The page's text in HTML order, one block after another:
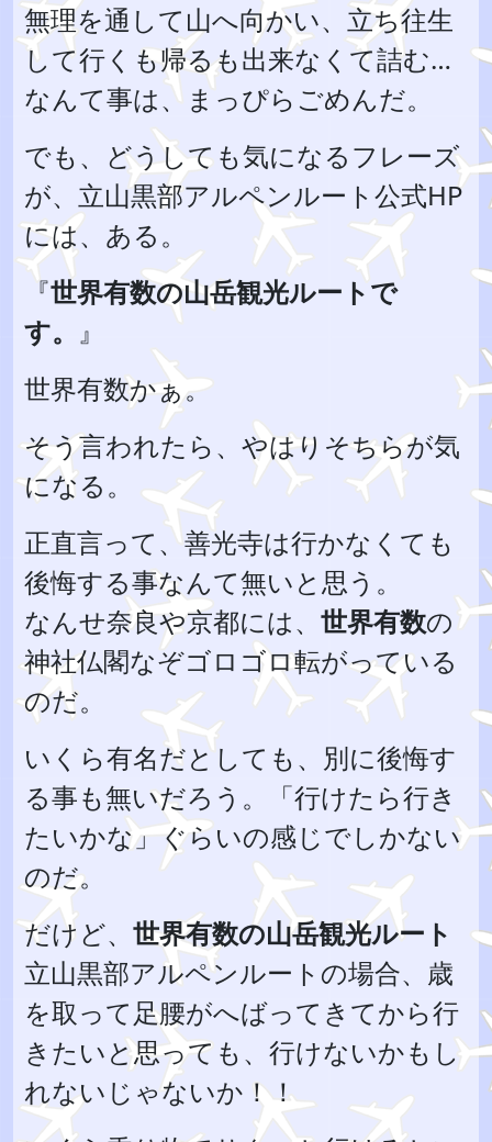
無理を通して山へ向かい、立ち往生
して行くも帰るも出来なくて詰む…
なんて事は、まっぴらごめんだ。
でも、どうしても気になるフレーズ
が、立山黒部アルペンルート公式HP
には、ある。
『世界有数の山岳観光ルートで
す。 』
世界有数かぁ。
そう言われたら、やはりそちらが気
になる。
正直言って、善光寺は行かなくても
後悔する事なんて無いと思う。
なんせ奈良や京都には、 世界有数の
神社仏閣なぞゴロゴロ転がっている
のだ。
いくら有名だとしても、別に後悔す
る事も無いだろう。「行けたら行き
たいかな」ぐらいの感じでしかない
のだ。
だけど、 世界有数の山岳観光ルート
立山黒部アルペンルートの場合、歳
を取って足腰がへばってきてから行
きたいと思っても、行けないかもし
れないじゃないか！！